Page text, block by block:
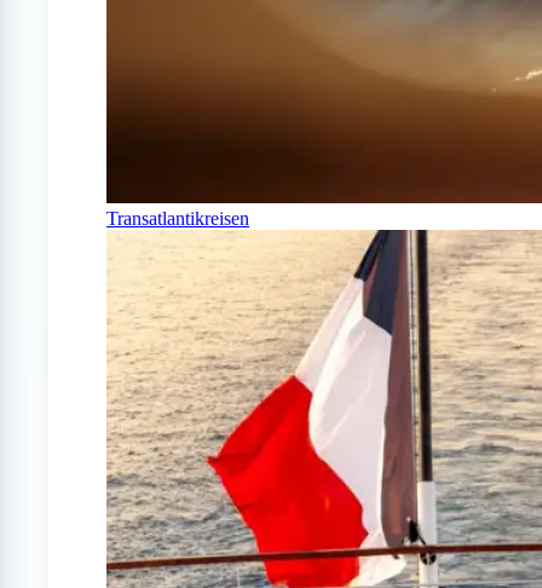
Transatlantikreisen